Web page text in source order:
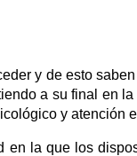
y de esto
a su final en
y atención
en la que los